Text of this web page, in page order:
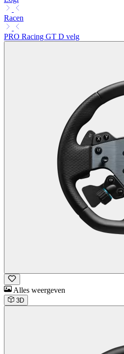
Racen
PRO Racing GT D velg
Alles weergeven
3D